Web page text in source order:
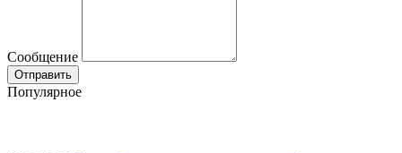
Сообщение
Популярное